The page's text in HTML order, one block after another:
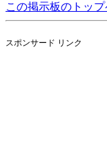
この掲示板のトッ
スポンサード リンク